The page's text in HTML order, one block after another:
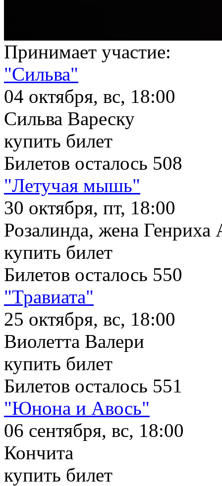
Принимает участие:
"Сильва"
04 октября, вс, 18:00
Сильва Вареску
купить билет
Билетов осталось 508
"Летучая мышь"
30 октября, пт, 18:00
Розалинда, жена Генриха
купить билет
Билетов осталось 550
"Травиата"
25 октября, вс, 18:00
Виолетта Валери
купить билет
Билетов осталось 551
"Юнона и Авось"
06 сентября, вс, 18:00
Кончита
купить билет